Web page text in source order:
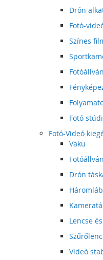
Drón
Fotó-
Színes
Fotó
Fotó-Videó
Vaku
Drón
Lencse
Videó